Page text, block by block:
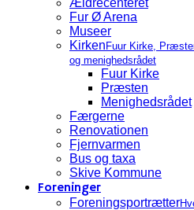
Ældrecenteret
Fur Ø Arena
Museer
Kirken Fuur Kirke,
og menighedsrådet
Fuur Kirke
Præsten
Menighedsrådet
Færgerne
Renovationen
Fjernvarmen
Bus og taxa
Skive Kommune
Foreninger
Foreningsportrætter